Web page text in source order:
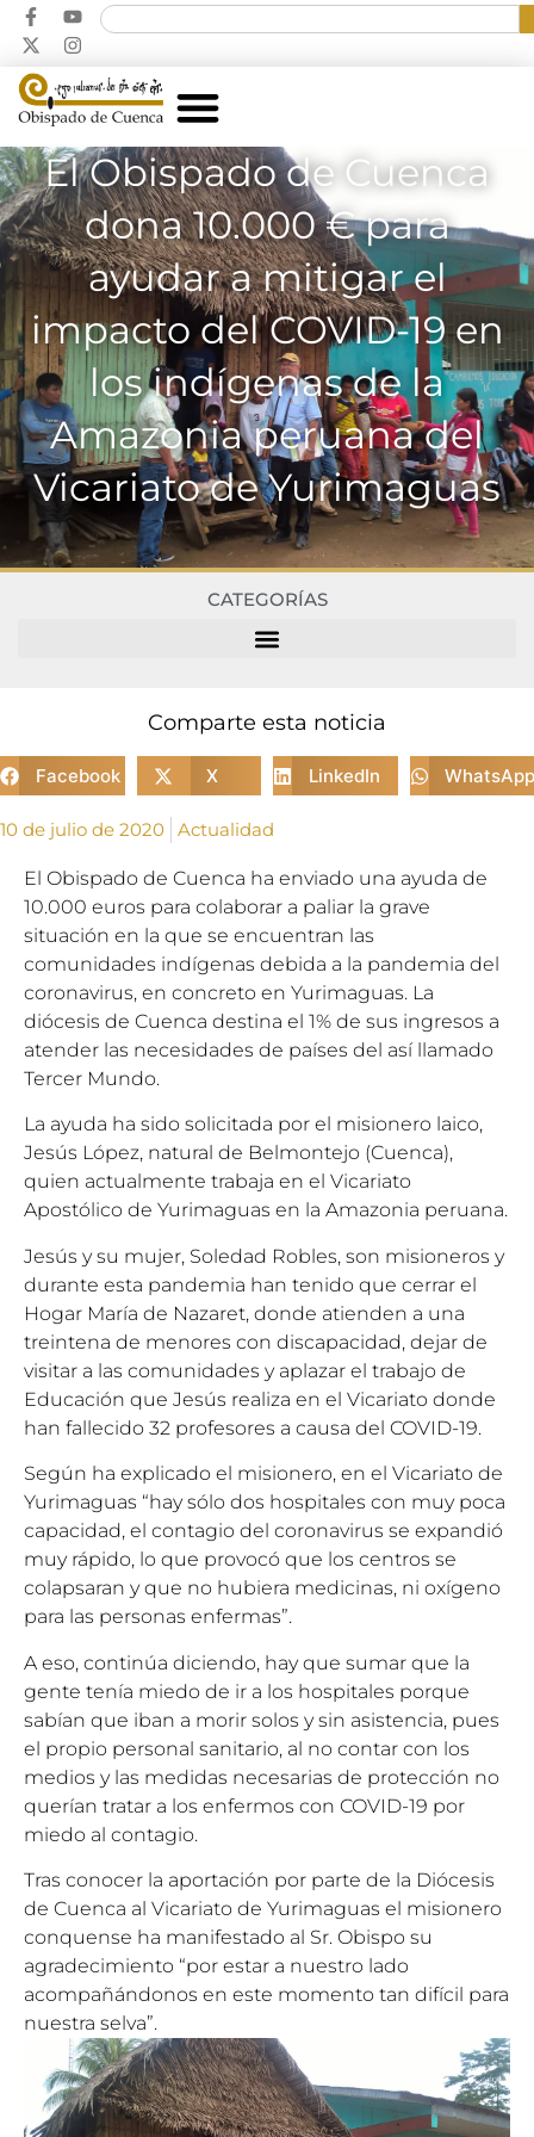
El Obispado de Cuenca
dona 10.000 € para
ayudar a mitigar el
impacto del COVID-19 en
los indígenas de la
Amazonia peruana del
Vicariato de Yurimaguas
CATEGORÍAS
Comparte esta noticia
Facebook X LinkedIn WhatsApp
10 de julio de 2020 Actualidad
El Obispado de Cuenca ha enviado una ayuda de
10.000 euros para colaborar a paliar la grave
situación en la que se encuentran las
comunidades indígenas debida a la pandemia del
coronavirus, en concreto en Yurimaguas. La
diócesis de Cuenca destina el 1% de sus ingresos a
atender las necesidades de países del así llamado
Tercer Mundo.
La ayuda ha sido solicitada por el misionero laico,
Jesús López, natural de Belmontejo (Cuenca),
quien actualmente trabaja en el Vicariato
Apostólico de Yurimaguas en la Amazonia peruana.
Jesús y su mujer, Soledad Robles, son misioneros y
durante esta pandemia han tenido que cerrar el
Hogar María de Nazaret, donde atienden a una
treintena de menores con discapacidad, dejar de
visitar a las comunidades y aplazar el trabajo de
Educación que Jesús realiza en el Vicariato donde
han fallecido 32 profesores a causa del COVID-19.
Según ha explicado el misionero, en el Vicariato de
Yurimaguas “hay sólo dos hospitales con muy poca
capacidad, el contagio del coronavirus se expandió
muy rápido, lo que provocó que los centros se
colapsaran y que no hubiera medicinas, ni oxígeno
para las personas enfermas”.
A eso, continúa diciendo, hay que sumar que la
gente tenía miedo de ir a los hospitales porque
sabían que iban a morir solos y sin asistencia, pues
el propio personal sanitario, al no contar con los
medios y las medidas necesarias de protección no
querían tratar a los enfermos con COVID-19 por
miedo al contagio.
Tras conocer la aportación por parte de la Diócesis
de Cuenca al Vicariato de Yurimaguas el misionero
conquense ha manifestado al Sr. Obispo su
agradecimiento “por estar a nuestro lado
acompañándonos en este momento tan difícil para
nuestra selva”.